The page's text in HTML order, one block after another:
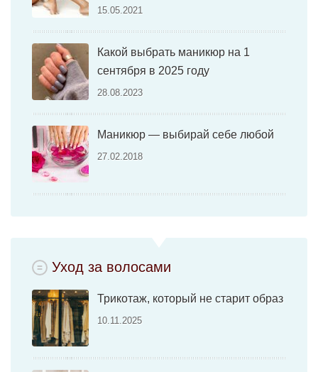
15.05.2021
Какой выбрать маникюр на 1
сентября в 2025 году
28.08.2023
Маникюр — выбирай себе любой
27.02.2018
Уход за волосами
Трикотаж, который не старит образ
10.11.2025